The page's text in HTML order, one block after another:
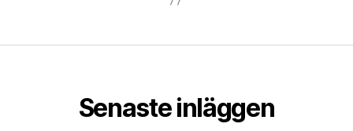
Senaste inläggen